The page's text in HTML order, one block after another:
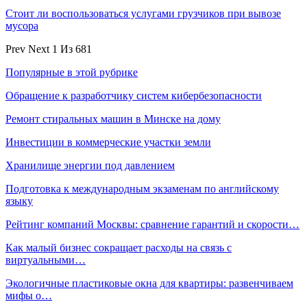
Стоит ли воспользоваться услугами грузчиков при вывозе
мусора
Prev Next 1 Из 681
Популярные в этой рубрике
Обращение к разработчику систем кибербезопасности
Ремонт стиральных машин в Минске на дому
Инвестиции в коммерческие участки земли
Хранилище энергии под давлением
Подготовка к международным экзаменам по английскому
языку
Рейтинг компаний Москвы: сравнение гарантий и скорости…
Как малый бизнес сокращает расходы на связь с
виртуальными…
Экологичные пластиковые окна для квартиры: развенчиваем
мифы о…